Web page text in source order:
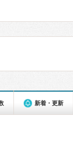
新着・更新